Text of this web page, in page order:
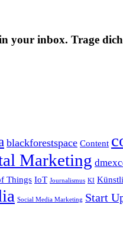
your inbox. Trage
blackforestspace Content
Marketing
Things IoT Journalismus KI
Social Media Marketing Start